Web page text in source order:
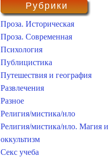
Рубрики
Проза. Историческая
Проза. Современная
Психология
Публицистика
Путешествия и география
Развлечения
Разное
Религия/мистика/нло
Религия/мистика/нло. Магия и
оккультизм
Секс учеба